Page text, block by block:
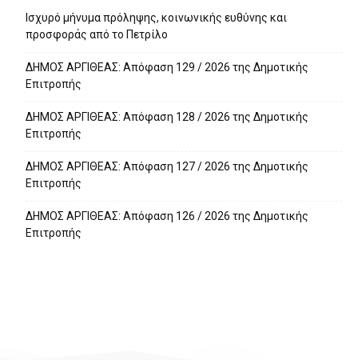
Ισχυρό μήνυμα πρόληψης, κοινωνικής ευθύνης και
προσφοράς από το Πετρίλο
ΔΗΜΟΣ ΑΡΓΙΘΕΑΣ: Απόφαση 129 / 2026 της Δημοτικής
Επιτροπής
ΔΗΜΟΣ ΑΡΓΙΘΕΑΣ: Απόφαση 128 / 2026 της Δημοτικής
Επιτροπής
ΔΗΜΟΣ ΑΡΓΙΘΕΑΣ: Απόφαση 127 / 2026 της Δημοτικής
Επιτροπής
ΔΗΜΟΣ ΑΡΓΙΘΕΑΣ: Απόφαση 126 / 2026 της Δημοτικής
Επιτροπής